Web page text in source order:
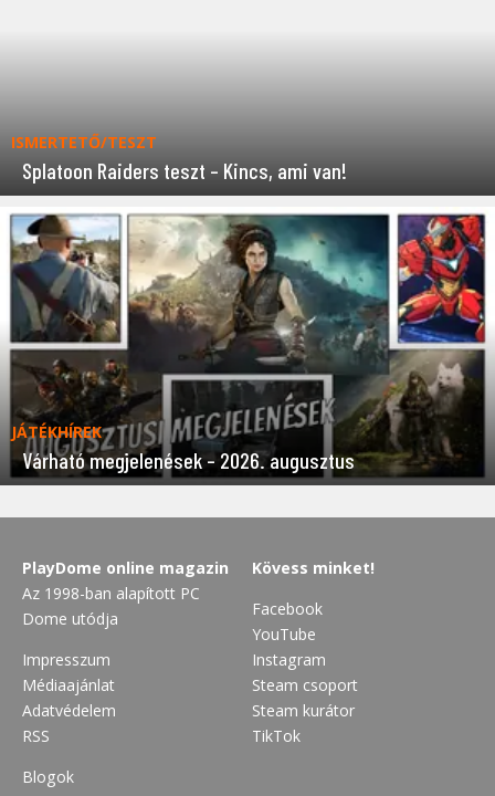
ISMERTETŐ/TESZT
Splatoon Raiders teszt – Kincs, ami van!
JÁTÉKHÍREK
Várható megjelenések – 2026. augusztus
PlayDome online magazin
Az 1998-ban alapított PC
Dome utódja
Impresszum
Médiaajánlat
Adatvédelem
RSS
Blogok
Kövess minket!
Facebook
YouTube
Instagram
Steam csoport
Steam kurátor
TikTok